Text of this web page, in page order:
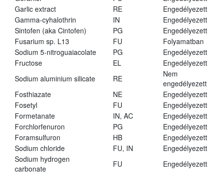
Garlic extract
RE
Engedélyezett
Gamma-cyhalothrin
IN
Engedélyezett
Sintofen (aka Cintofen)
PG
Engedélyezett
Fusarium sp. L13
FU
Folyamatban
Sodium 5-nitroguaiacolate
PG
Engedélyezett
Fructose
EL
Engedélyezett
Sodium aluminium silicate
RE
Nem
engedélyezett
Fosthiazate
NE
Engedélyezett
Fosetyl
FU
Engedélyezett
Formetanate
IN, AC
Engedélyezett
Forchlorfenuron
PG
Engedélyezett
Foramsulfuron
HB
Engedélyezett
Sodium chloride
FU, IN
Engedélyezett
Sodium hydrogen
carbonate
FU
Engedélyezett